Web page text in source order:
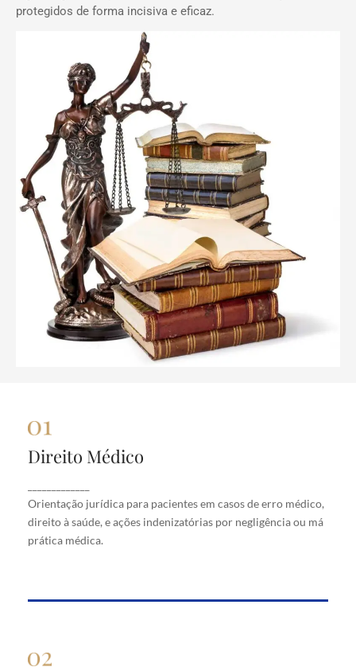
protegidos de forma incisiva e eficaz.
Direito Médico
Orientação jurídica para pacientes em casos de erro médico,
direito à saúde, e ações indenizatórias por negligência ou má
prática médica.
Direito Médico
erro médico, direito à saúde, e ações indenizatórias
por negligência ou má prática médica.